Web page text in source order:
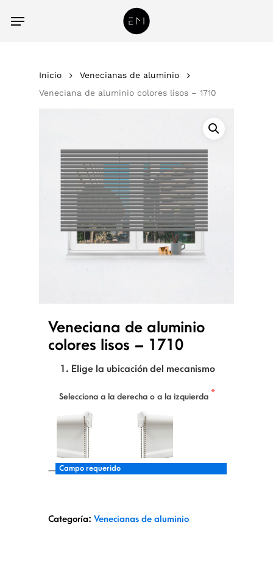
Menu
Inicio
Venecianas de aluminio
Veneciana de aluminio colores lisos – 1710
Veneciana de aluminio
colores lisos – 1710
1. Elige la ubicación del mecanismo
Selecciona a la derecha o a la izquierda
Campo requerido
Categoría: Venecianas de aluminio